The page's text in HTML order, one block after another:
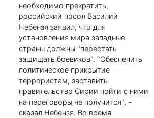
необходимо прекратить,
российский посол Василий
Небензя заявил, что для
установления мира западные
страны должны "перестать
защищать боевиков". "Обеспечить
политическое прикрытие
террористам, заставить
правительство Сирии пойти с ними
на переговоры не получится", -
сказал Небензя. Во время